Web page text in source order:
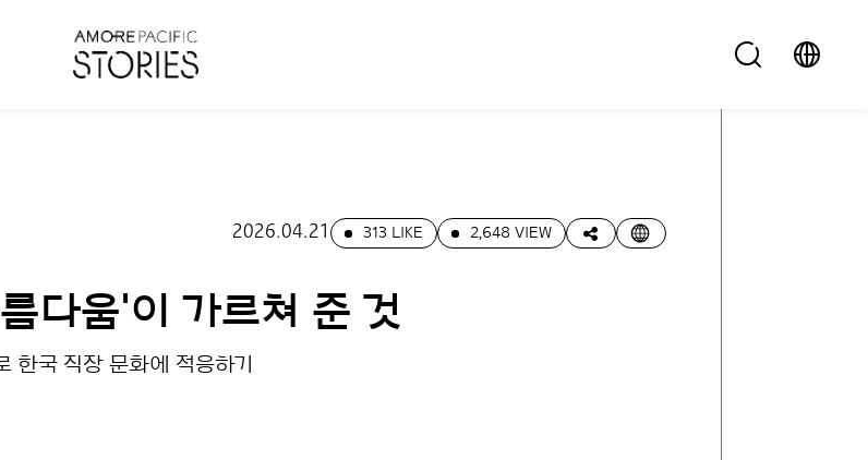
2026.04.21 313 LIKE 2,648 VIEW
다움'이 가르쳐 준 것
한국 직장 문화에 적응하기